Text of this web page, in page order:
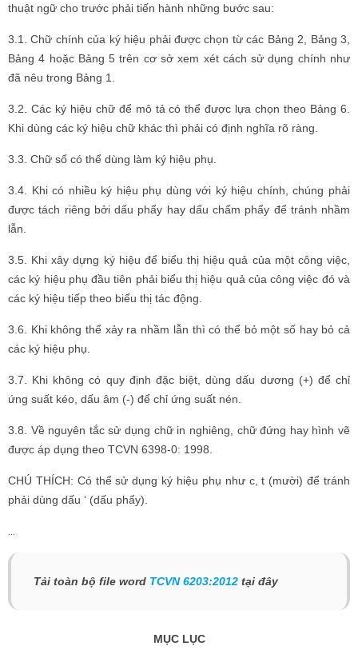
thuật ngữ cho trước phải tiến hành những bước sau:
3.1. Chữ chính của ký hiệu phải được chọn từ các Bảng 2, Bảng 3,
Bảng 4 hoặc Bảng 5 trên cơ sở xem xét cách sử dụng chính như
đã nêu trong Bảng 1.
3.2. Các ký hiệu chữ để mô tả có thể được lựa chọn theo Bảng 6.
Khi dùng các ký hiệu chữ khác thì phải có định nghĩa rõ ràng.
3.3. Chữ số có thể dùng làm ký hiệu phụ.
3.4. Khi có nhiều ký hiệu phụ dùng với ký hiệu chính, chúng phải
được tách riêng bởi dấu phẩy hay dấu chấm phẩy để tránh nhầm
lẫn.
3.5. Khi xây dựng ký hiệu để biểu thị hiệu quả của một công việc,
các ký hiệu phụ đầu tiên phải biểu thị hiệu quả của công việc đó và
các ký hiệu tiếp theo biểu thị tác động.
3.6. Khi không thể xảy ra nhầm lẫn thì có thể bỏ một số hay bỏ cả
các ký hiệu phụ.
3.7. Khi không có quy định đặc biệt, dùng dấu dương (+) để chỉ
ứng suất kéo, dấu âm (-) để chỉ ứng suất nén.
3.8. Về nguyên tắc sử dụng chữ in nghiêng, chữ đứng hay hình vẽ
được áp dụng theo TCVN 6398-0: 1998.
CHÚ THÍCH: Có thể sử dụng ký hiệu phụ như c, t (mười) để tránh
phải dùng dấu ‘ (dấu phẩy).
Tải toàn bộ file word TCVN 6203:2012 tại đây
MỤC LỤC